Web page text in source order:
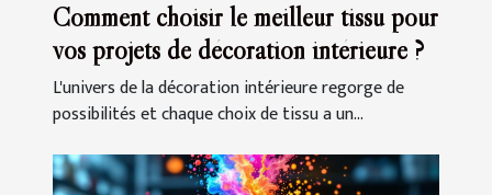
Comment choisir le meilleur tissu pour
vos projets de décoration intérieure ?
L'univers de la décoration intérieure regorge de
possibilités et chaque choix de tissu a un...